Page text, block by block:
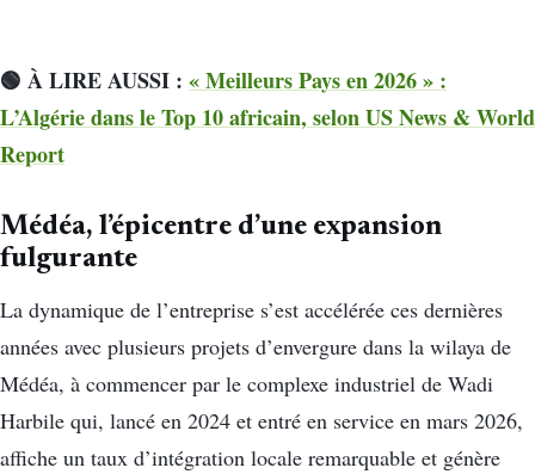
🟢 À LIRE AUSSI : « Meilleurs Pays en 2026 » :
L’Algérie dans le Top 10 africain, selon US News & World
Report
Médéa, l’épicentre d’une expansion
fulgurante
La dynamique de l’entreprise s’est accélérée ces dernières
années avec plusieurs projets d’envergure dans la wilaya de
Médéa, à commencer par le complexe industriel de Wadi
Harbile qui, lancé en 2024 et entré en service en mars 2026,
affiche un taux d’intégration locale remarquable et génère